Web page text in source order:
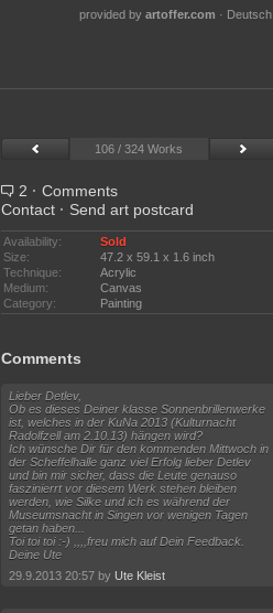
provided by artoffer.com · Deutsch
106 / 324 Works
2 · Comments
Contact · Send art postcard
Availability:
Sold
Size:
47.2 x 59.1 x 1.6 inch
Technique:
Acrylic
Medium:
Canvas
Category:
Painting
Comments
Lieber Detlev,
Ob es dieses Deiner klasse Sonnenbrillenwerke
ist, welches in der KuNa 2013 (Kulturnacht
Radolfzell am 2.10.13) hängen wird?
Ich wünsche Dir für den kommenden Mittwoch in
der Scheffelhalle ganz viel Erfolg lieber Detlev
und bin mir sicher, dass die Leute genauso
faszinierrt vor diesem Werk stehen bleiben
werden, wie Silke und ich es während der
Museumsnacht in Singen vor wenigen Tagen
getan haben...
Toi toi toi :-) ,,,,freu mich auf Dein Feedback.
Deine Ute
29.9.2013 20:57 by Ute Kleist